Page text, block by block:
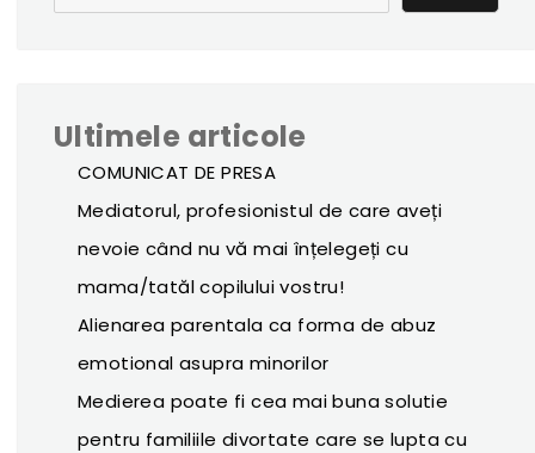
Ultimele articole
COMUNICAT DE PRESA
Mediatorul, profesionistul de care aveți
nevoie când nu vă mai înțelegeți cu
mama/tatăl copilului vostru!
Alienarea parentala ca forma de abuz
emotional asupra minorilor
Medierea poate fi cea mai buna solutie
pentru familiile divortate care se lupta cu